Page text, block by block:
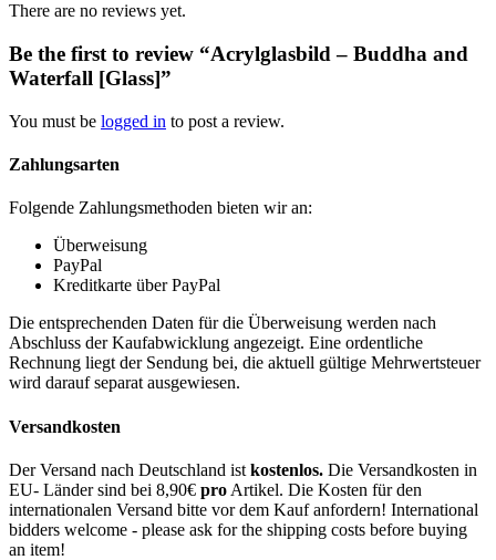
There are no reviews yet.
Be the first to review “Acrylglasbild – Buddha and
Waterfall [Glass]”
You must be logged in to post a review.
Zahlungsarten
Folgende Zahlungsmethoden bieten wir an:
Überweisung
PayPal
Kreditkarte über PayPal
Die entsprechenden Daten für die Überweisung werden nach
Abschluss der Kaufabwicklung angezeigt. Eine ordentliche
Rechnung liegt der Sendung bei, die aktuell gültige Mehrwertsteuer
wird darauf separat ausgewiesen.
Versandkosten
Der Versand nach Deutschland ist kostenlos. Die Versandkosten in
EU- Länder sind bei 8,90€ pro Artikel. Die Kosten für den
internationalen Versand bitte vor dem Kauf anfordern! International
bidders welcome - please ask for the shipping costs before buying
an item!